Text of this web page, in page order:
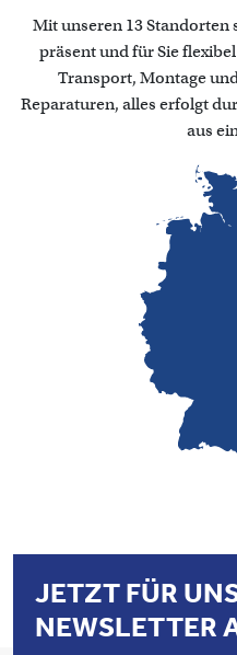
Mit unseren 13 Standorten
präsent und für Sie
Transport, Montage
Reparaturen, alles erfolgt
aus
JETZT FÜR
NEWSLETTER